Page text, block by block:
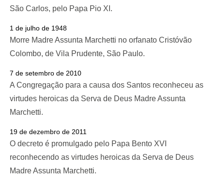
São Carlos, pelo Papa Pio XI.
1 de julho de 1948
Morre Madre Assunta Marchetti no orfanato Cristóvão
Colombo, de Vila Prudente, São Paulo.
7 de setembro de 2010
A Congregação para a causa dos Santos reconheceu as
virtudes heroicas da Serva de Deus Madre Assunta
Marchetti.
19 de dezembro de 2011
O decreto é promulgado pelo Papa Bento XVI
reconhecendo as virtudes heroicas da Serva de Deus
Madre Assunta Marchetti.